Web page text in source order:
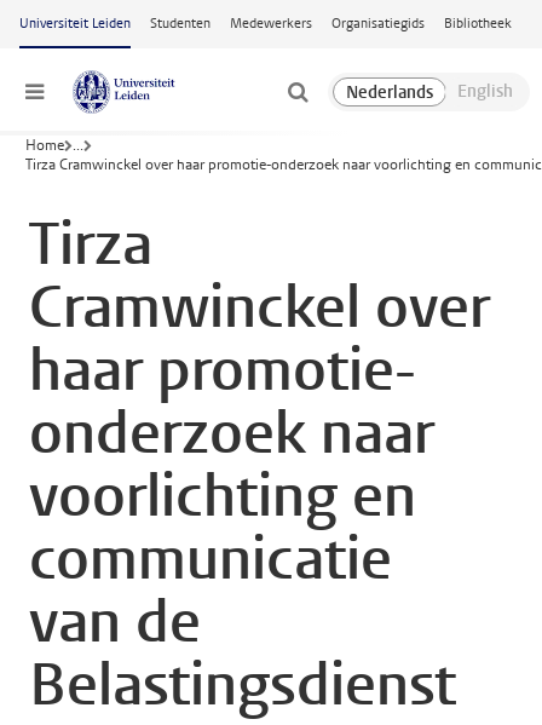
Ga naar hoofdinhoud
Universiteit Leiden Studenten Medewerkers Organisatiegids Bibliotheek
Menu
Home ...
Tirza Cramwinckel over haar promotie-onderzoek naar voorlichting en
Tirza
Cramwinckel over
haar promotie-
onderzoek naar
voorlichting en
communicatie
van de
Belastingsdienst